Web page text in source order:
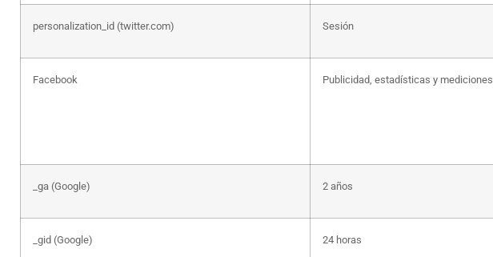
personalization_id (twitter.com) Sesión
Facebook Publicidad, estadísticas y mediciones
_ga (Google) 2 años
_gid (Google) 24 horas